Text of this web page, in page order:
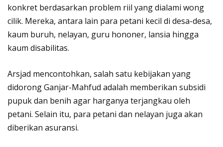
konkret berdasarkan problem riil yang dialami wong
cilik. Mereka, antara lain para petani kecil di desa-desa,
kaum buruh, nelayan, guru hononer, lansia hingga
kaum disabilitas.
Arsjad mencontohkan, salah satu kebijakan yang
didorong Ganjar-Mahfud adalah memberikan subsidi
pupuk dan benih agar harganya terjangkau oleh
petani. Selain itu, para petani dan nelayan juga akan
diberikan asuransi.